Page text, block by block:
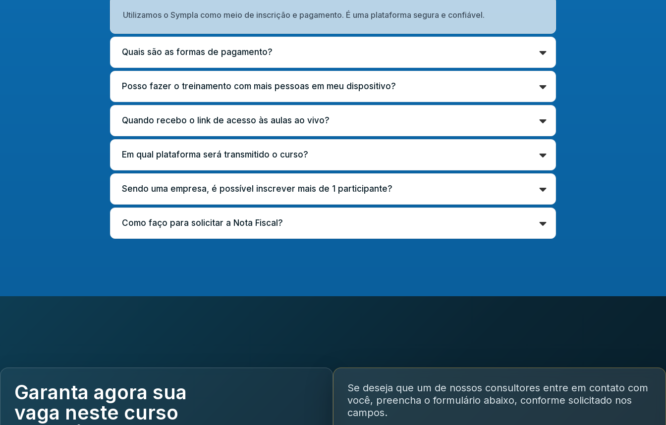
Utilizamos o Sympla como meio de inscrição e pagamento. É uma plataforma segura e confiável.
Quais são as formas de pagamento?
Posso fazer o treinamento com mais pessoas em meu dispositivo?
Quando recebo o link de acesso às aulas ao vivo?
Em qual plataforma será transmitido o curso?
Sendo uma empresa, é possível inscrever mais de 1 participante?
Como faço para solicitar a Nota Fiscal?
Garanta agora sua
vaga neste curso
Se deseja que um de nossos consultores entre em contato com
você, preencha o formulário abaixo, conforme solicitado nos
campos.